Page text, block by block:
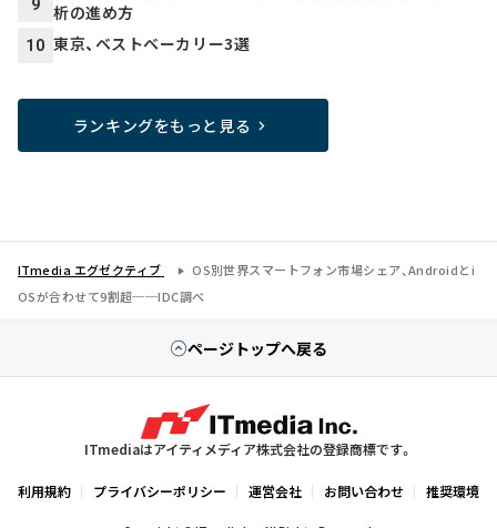
9
析の進め方
10 東京、ベストベーカリー3選
ランキングをもっと見る
ITmedia エグゼクティブ
OS別世界スマートフォン市場シェア、Androidとi
OSが合わせて9割超──IDC調べ
ページトップへ戻る
ITmediaはアイティメディア株式会社の登録商標です。
利用規約 プライバシーポリシー 運営会社 お問い合わせ 推奨環境